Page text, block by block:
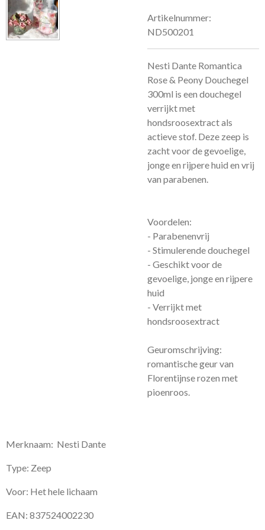
Artikelnummer:
ND500201
Nesti Dante Romantica
Rose & Peony Douchegel
300ml is een douchegel
verrijkt met
hondsroosextract als
actieve stof. Deze zeep is
zacht voor de gevoelige,
jonge en rijpere huid en vrij
van parabenen.
Voordelen:
- Parabenenvrij
- Stimulerende douchegel
- Geschikt voor de
gevoelige, jonge en rijpere
huid
- Verrijkt met
hondsroosextract
Geuromschrijving:
romantische geur van
Florentijnse rozen met
pioenroos.
Merknaam: Nesti Dante
Type: Zeep
Voor: Het hele lichaam
EAN: 837524002230